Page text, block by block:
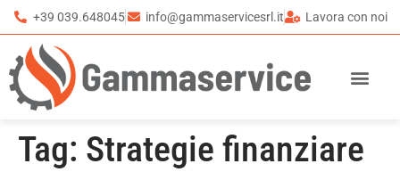
+39 039.648045 info@gammaservicesrl.it Lavora con noi
Tag: Strategie finanziare